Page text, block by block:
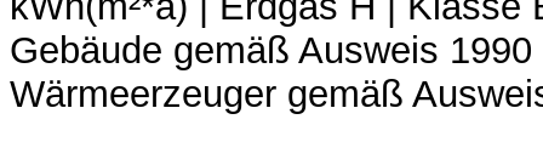
Gebäude gemäß Ausweis
Wärmeerzeuger gemäß